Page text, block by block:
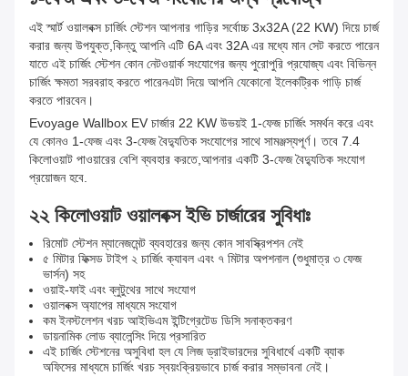
এই স্মার্ট ওয়ালবক্স চার্জিং স্টেশন আপনার গাড়ির সর্বোচ্চ 3x32A (22 KW) দিয়ে চার্জ
করার জন্য উপযুক্ত,কিন্তু আপনি এটি 6A এবং 32A এর মধ্যে মান সেট করতে পারেন
যাতে এই চার্জিং স্টেশন কোন নেটওয়ার্ক সংযোগের জন্য পুরোপুরি প্রযোজ্য এবং বিভিন্ন
চার্জিং ক্ষমতা সরবরাহ করতে পারেনএটা দিয়ে আপনি যেকোনো ইলেকট্রিক গাড়ি চার্জ
করতে পারবেন।
Evoyage Wallbox EV চার্জার 22 KW উভয়ই 1-ফেজ চার্জিং সমর্থন করে এবং
যে কোনও 1-ফেজ এবং 3-ফেজ বৈদ্যুতিক সংযোগের সাথে সামঞ্জস্যপূর্ণ। তবে 7.4
কিলোওয়াট পাওয়ারের বেশি ব্যবহার করতে,আপনার একটি 3-ফেজ বৈদ্যুতিক সংযোগ
প্রয়োজন হবে.
২২ কিলোওয়াট ওয়ালবক্স ইভি চার্জারের সুবিধাঃ
রিমোট স্টেশন ম্যানেজমেন্ট ব্যবহারের জন্য কোন সাবস্ক্রিপশন নেই
৫ মিটার ফিক্সড টাইপ ২ চার্জিং ক্যাবল এবং ৭ মিটার অপশনাল (শুধুমাত্র ৩ ফেজ
ভার্সন) সহ
ওয়াই-ফাই এবং ব্লুটুথের সাথে সংযোগ
ওয়ালবক্স অ্যাপের মাধ্যমে সংযোগ
কম ইনস্টলেশন খরচ আইভিএম ইন্টিগ্রেটেড ডিসি সনাক্তকরণ
ডায়নামিক লোড ব্যালেন্সিং দিয়ে প্রসারিত
এই চার্জিং স্টেশনের অসুবিধা হল যে লিজ ড্রাইভারদের সুবিধার্থে একটি ব্যাক
অফিসের মাধ্যমে চার্জিং খরচ স্বয়ংক্রিয়ভাবে চার্জ করার সম্ভাবনা নেই।